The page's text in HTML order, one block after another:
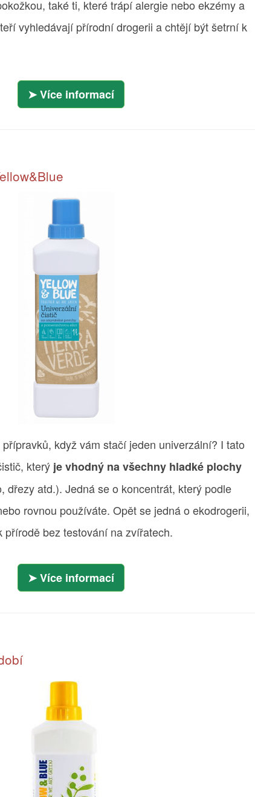
také ti, které trápí alergie nebo ekzémy a
vyhledávají přírodní drogerii a chtějí být šetrní k
Více informací
když vám stačí jeden univerzální? I tato
který je vhodný na všechny hladké plochy
dřezy atd.). Jedná se o koncentrát, který podle
rovnou používáte. Opět se jedná o ekodrogerii,
přírodě bez testování na zvířatech.
Více informací